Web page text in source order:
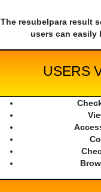
The resubelpara result
users can easily
USERS